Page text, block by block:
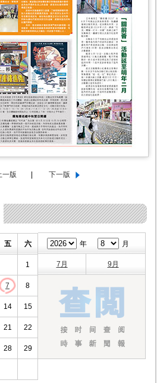
五 六
1
7 8
14 15
21 22
28 29
年 月
7月 9月